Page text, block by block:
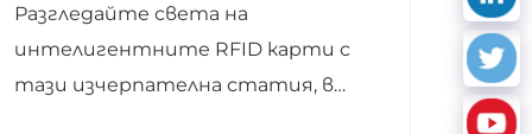
Разгледайте света на
интелигентните RFID карти с
тази изчерпателна статия, в